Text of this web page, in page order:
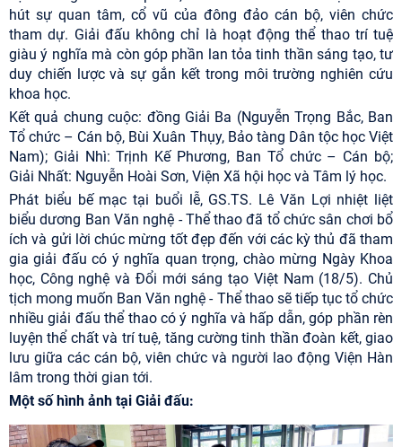
hút sự quan tâm, cổ vũ của đông đảo cán bộ, viên chức
tham dự. Giải đấu không chỉ là hoạt động thể thao trí tuệ
giàu ý nghĩa mà còn góp phần lan tỏa tinh thần sáng tạo, tư
duy chiến lược và sự gắn kết trong môi trường nghiên cứu
khoa học.
Kết quả chung cuộc: đồng Giải Ba (Nguyễn Trọng Bắc, Ban
Tổ chức – Cán bộ, Bùi Xuân Thụy, Bảo tàng Dân tộc học Việt
Nam); Giải Nhì: Trịnh Kế Phương, Ban Tổ chức – Cán bộ;
Giải Nhất: Nguyễn Hoài Sơn, Viện Xã hội học và Tâm lý học.
Phát biểu bế mạc tại buổi lễ, GS.TS. Lê Văn Lợi nhiệt liệt
biểu dương Ban Văn nghệ - Thể thao đã tổ chức sân chơi bổ
ích và gửi lời chúc mừng tốt đẹp đến với các kỳ thủ đã tham
gia giải đấu có ý nghĩa quan trọng, chào mừng Ngày Khoa
học, Công nghệ và Đổi mới sáng tạo Việt Nam (18/5). Chủ
tịch mong muốn Ban Văn nghệ - Thể thao sẽ tiếp tục tổ chức
nhiều giải đấu thể thao có ý nghĩa và hấp dẫn, góp phần rèn
luyện thể chất và trí tuệ, tăng cường tinh thần đoàn kết, giao
lưu giữa các cán bộ, viên chức và người lao động Viện Hàn
lâm trong thời gian tới.
Một số hình ảnh tại Giải đấu: